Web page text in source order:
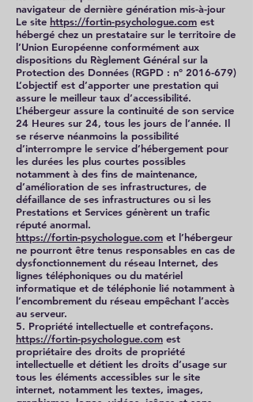
navigateur de dernière génération mis-à-jour
Le site https://fortin-psychologue.com est
hébergé chez un prestataire sur le territoire de
l’Union Européenne conformément aux
dispositions du Règlement Général sur la
Protection des Données (RGPD : n° 2016-679)
L’objectif est d’apporter une prestation qui
assure le meilleur taux d’accessibilité.
L’hébergeur assure la continuité de son service
24 Heures sur 24, tous les jours de l’année. Il
se réserve néanmoins la possibilité
d’interrompre le service d’hébergement pour
les durées les plus courtes possibles
notamment à des fins de maintenance,
d’amélioration de ses infrastructures, de
défaillance de ses infrastructures ou si les
Prestations et Services génèrent un trafic
réputé anormal.
https://fortin-psychologue.com et l’hébergeur
ne pourront être tenus responsables en cas de
dysfonctionnement du réseau Internet, des
lignes téléphoniques ou du matériel
informatique et de téléphonie lié notamment à
l’encombrement du réseau empêchant l’accès
au serveur.
5. Propriété intellectuelle et contrefaçons.
https://fortin-psychologue.com est
propriétaire des droits de propriété
intellectuelle et détient les droits d’usage sur
tous les éléments accessibles sur le site
internet, notamment les textes, images,